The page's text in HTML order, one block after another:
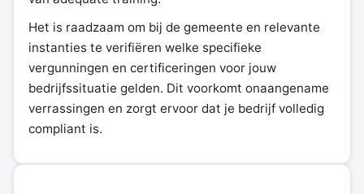
Het is raadzaam om bij de gemeente en relevante
instanties te verifiëren welke specifieke
vergunningen en certificeringen voor jouw
bedrijfssituatie gelden. Dit voorkomt onaangename
verrassingen en zorgt ervoor dat je bedrijf volledig
compliant is.